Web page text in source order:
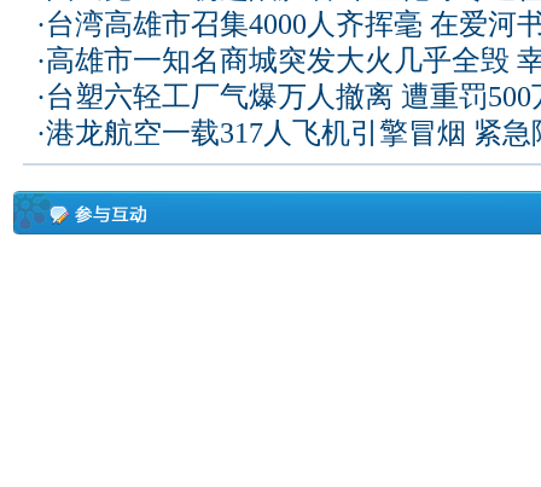
·台湾高雄市召集4000人齐挥毫 在爱河
·高雄市一知名商城突发大火几乎全毁
·台塑六轻工厂气爆万人撤离 遭重罚
·港龙航空一载317人飞机引擎冒烟 紧